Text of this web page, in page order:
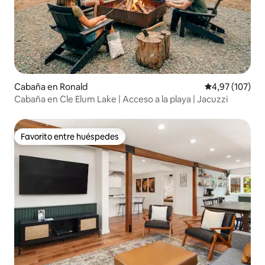
Cabaña en Ronald Calificación
4,97 (107)
Cabaña en Cle Elum Lake | Acceso a la playa | Jacuzzi
Favorito entre huéspedes
Favorito entre huéspedes